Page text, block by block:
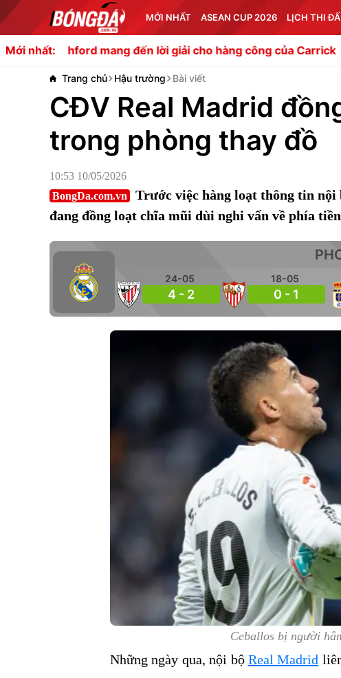
MỚI NHẤT ASEAN CUP 2026 LỊCH THI
Mới nhất:
mang đến lời giải cho hàng công của Carrick Đừng để
Trang chủ Hậu trường Bài viết
CĐV Real Madrid
trong phòng thay đồ
10:53 10/05/2026
BongDa.com.vn
Trước việc hàng loạt thông tin
đang đồng loạt chĩa mũi dùi nghi vấn về phía
24-05
4 - 2
18-05
0 - 1
Ceballos bị người
Những ngày qua, nội bộ Real Madrid